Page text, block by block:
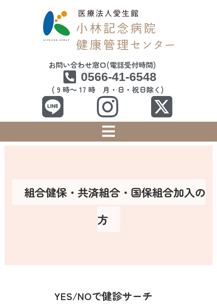
お問い合わせ窓口(電話受付時間)
0566-41-6548
( 9 時～ 17 時 月・日・祝日除く)
組合健保・共済組合・国保組合加入の
方
YES/NOで健診サーチ